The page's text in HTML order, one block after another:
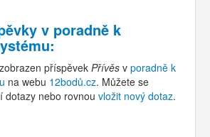
v poradně k
:
příspěvek Přívěs v poradně k
na webu 12bodů.cz. Můžete se
dotazy nebo rovnou vložit nový dotaz.